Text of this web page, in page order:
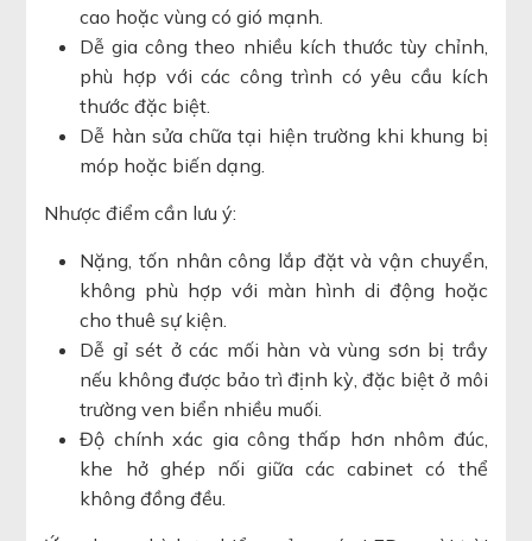
cao hoặc vùng có gió mạnh.
Dễ gia công theo nhiều kích thước tùy chỉnh,
phù hợp với các công trình có yêu cầu kích
thước đặc biệt.
Dễ hàn sửa chữa tại hiện trường khi khung bị
móp hoặc biến dạng.
Nhược điểm cần lưu ý:
Nặng, tốn nhân công lắp đặt và vận chuyển,
không phù hợp với màn hình di động hoặc
cho thuê sự kiện.
Dễ gỉ sét ở các mối hàn và vùng sơn bị trầy
nếu không được bảo trì định kỳ, đặc biệt ở môi
trường ven biển nhiều muối.
Độ chính xác gia công thấp hơn nhôm đúc,
khe hở ghép nối giữa các cabinet có thể
không đồng đều.